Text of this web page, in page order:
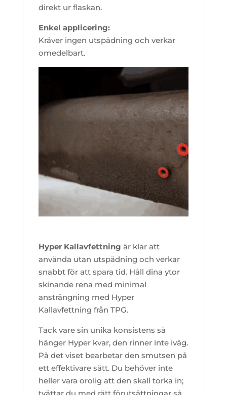
direkt ur flaskan.
Enkel applicering:
Kräver ingen utspädning och verkar
omedelbart.
Hyper Kallavfettning är klar att
använda utan utspädning och verkar
snabbt för att spara tid. Håll dina ytor
skinande rena med minimal
ansträngning med Hyper
Kallavfettning från TPG.
Tack vare sin unika konsistens så
hänger Hyper kvar, den rinner inte iväg.
På det viset bearbetar den smutsen på
ett effektivare sätt. Du behöver inte
heller vara orolig att den skall torka in;